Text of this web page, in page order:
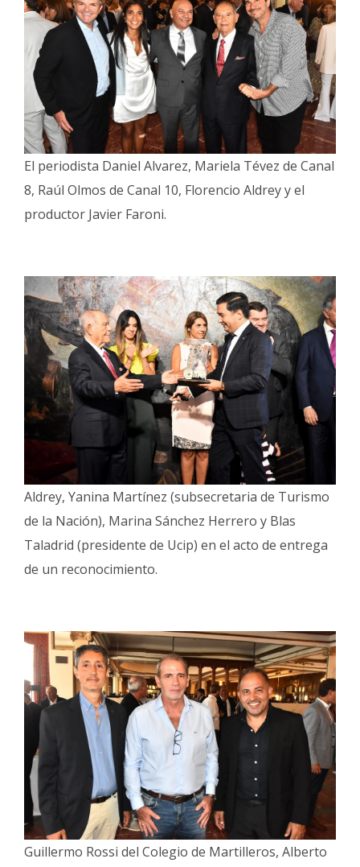
El periodista Daniel Alvarez, Mariela Tévez de Canal
8, Raúl Olmos de Canal 10, Florencio Aldrey y el
productor Javier Faroni.
Aldrey, Yanina Martínez (subsecretaria de Turismo
de la Nación), Marina Sánchez Herrero y Blas
Taladrid (presidente de Ucip) en el acto de entrega
de un reconocimiento.
Guillermo Rossi del Colegio de Martilleros, Alberto